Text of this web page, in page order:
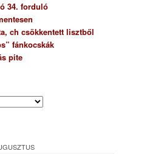
34. forduló
ch csökkentett lisztből
fánkocskák
pite